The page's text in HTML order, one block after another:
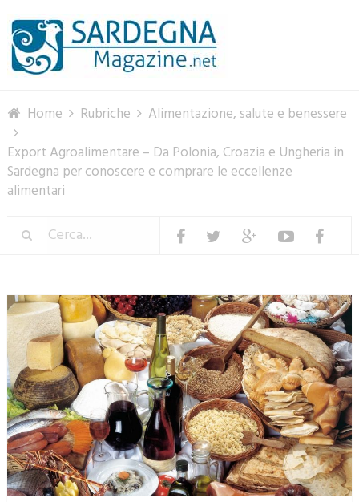
Home Rubriche
Alimentazione, salute e benessere
Export Agroalimentare – Da Polonia, Croazia e Ungheria in
Sardegna per conoscere e comprare le eccellenze
alimentari